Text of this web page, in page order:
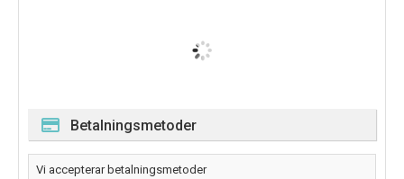
Betalningsmetoder
Vi accepterar betalningsmetoder